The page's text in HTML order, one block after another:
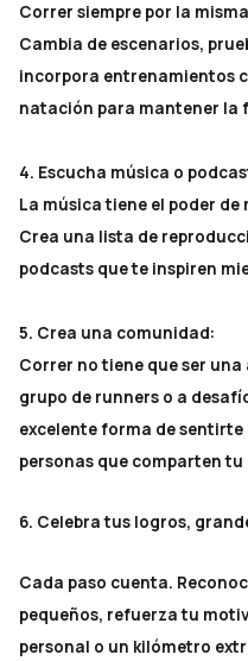
Correr siempre por la
Cambia de escenarios,
incorpora entrenamientos
natación para mantener la
4. Escucha música o
La música tiene el poder
Crea una lista de
podcasts que te inspiren
5. Crea una comunidad:
Correr no tiene que ser
grupo de runners o a
excelente forma de
personas que comparten tu
6. Celebra tus logros,
Cada paso cuenta.
pequeños, refuerza tu
personal o un kilómetro